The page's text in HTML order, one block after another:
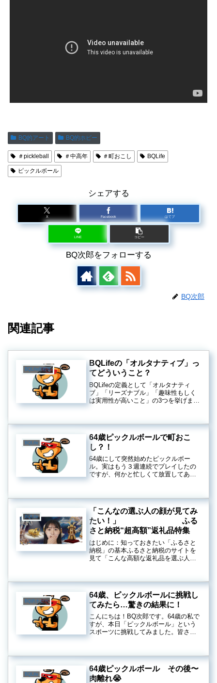
BQ的アート BQ的ホビー
＃pickleball ＃中高年 ＃町おこし BQLife
ピックルボール
シェアする
X Facebook はてブ
LINE コピー
BQ次郎をフォローする
BQ次郎
関連記事
BQLife的哲学
BQLifeの「オルタナティブ」っ
てどういうこと？
BQLifeの定義として「オルタナティ
ブ」「リーズナブル」「趣味性もしく
は実用性が高いこと」の3つを挙げまし
明が必要だなと思っていたところで、
BQLife
64歳ピックルボールで町おこ
し？！
64歳にして突然始めたピックルボー
ル。実はもう３週連続でプレイしたの
ですが、何かと忙しくて放置してあっ
公開します。毎回、翌朝に身体中が痛
くなる64歳の私です。それで...
BQLife
「こんなの選ぶ人の顔が見てみ
たい！」 ふる
さと納税“超高額”返礼品特集
はじめに：知っておきたい「ふるさと
納税」の基本ふるさと納税のサイトを
見て「こんな高額な返礼品を選ぶ人、
品がどのように成り立っているか、そ
さ...
BQ的ホビー
64歳、ピックルボールに挑戦し
てみたら…驚きの結果に！
こんにちは！BQ次郎です。64歳の私で
すが、本日「ピックルボール」という
スポーツに挑戦してみました。皆さん
割ったようなスポーツで、アメリカで
BQLife
64歳ピックルボール その後〜
肉離れ😭